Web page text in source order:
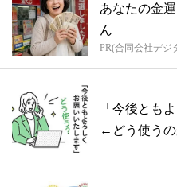
あなたの金
ん
PR(合同会社デジ
「今後とも
←どう使うの